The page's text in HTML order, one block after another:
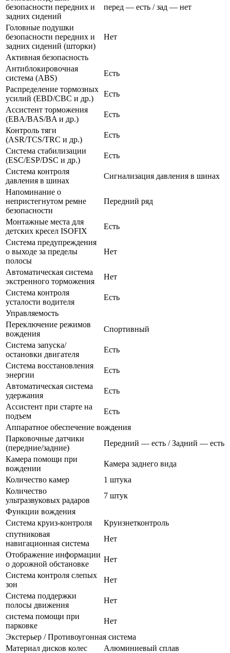
безопасности передних и
задних сидений
перед — есть / зад — нет
Головные подушки
безопасности передних и
задних сидений (шторки)
Нет
Активная безопасность
Антиблокировочная
система (ABS)
Есть
Распределение тормозных
усилий (EBD/CBC и др.)
Есть
Ассистент торможения
(EBA/BAS/BA и др.)
Есть
Контроль тяги
(ASR/TCS/TRC и др.)
Есть
Система стабилизации
(ESC/ESP/DSC и др.)
Есть
Система контроля
давления в шинах
Сигнализация давления в шинах
Напоминание о
непристегнутом ремне
безопасности
Передний ряд
Монтажные места для
детских кресел ISOFIX
Есть
Система предупреждения
о выходе за пределы
полосы
Нет
Автоматическая система
экстренного торможения
Нет
Система контроля
усталости водителя
Есть
Управляемость
Переключение режимов
вождения
Спортивный
Система запуска/
остановки двигателя
Есть
Система восстановления
энергии
Есть
Автоматическая система
удержания
Есть
Ассистент при старте на
подъем
Есть
Аппаратное обеспечение вождения
Парковочные датчики
(передние/задние)
Передний — есть / Задний — есть
Камера помощи при
вождении
Камера заднего вида
Количество камер
1 штука
Количество
ультразвуковых радаров
7 штук
Функции вождения
Система круиз-контроля
Круизнетконтроль
спутниковая
навигационная система
Нет
Отображение информации
о дорожной обстановке
Нет
Система контроля слепых
зон
Нет
Система поддержки
полосы движения
Нет
система помощи при
парковке
Нет
Экстерьер / Противоугонная система
Материал дисков колес
Алюминиевый сплав